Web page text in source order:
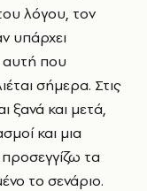
λόγου, τον
υπάρχει
αυτή που
σήμερα. Στις
ξανά και μετά,
και μια
τα
το σενάριο.